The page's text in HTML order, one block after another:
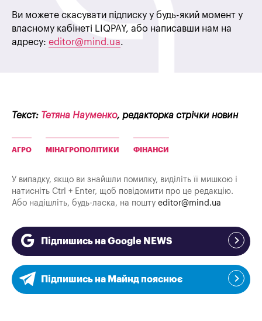
Ви можете скасувати підписку у будь-який момент у
власному кабінеті LIQPAY, або написавши нам на
адресу: editor@mind.ua.
Текст: Тетяна Науменко, редакторка стрічки новин
АГРО МІНАГРОПОЛІТИКИ ФІНАНСИ
У випадку, якщо ви знайшли помилку, виділіть її мишкою і
натисніть Ctrl + Enter, щоб повідомити про це редакцію.
Або надішліть, будь-ласка, на пошту editor@mind.ua
Підпишись на Google NEWS
Підпишись на Майнд пояснює